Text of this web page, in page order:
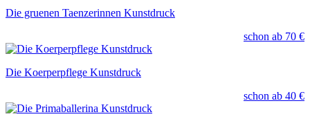
Die gruenen Taenzerinnen Kunstdruck
schon ab 70 €
Die Koerperpflege Kunstdruck
schon ab 40 €